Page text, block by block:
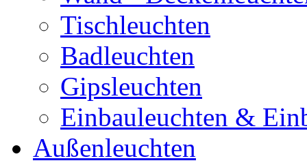
Tischleuchten
Badleuchten
Gipsleuchten
Einbauleuchten &
Außenleuchten